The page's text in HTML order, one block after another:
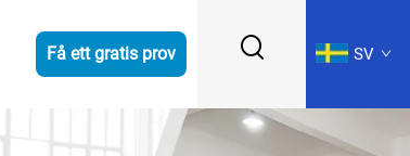
Få ett gratis prov SV